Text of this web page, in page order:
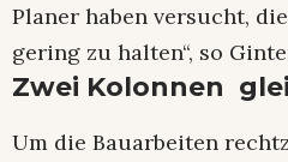
Planer haben versucht,
gering zu halten“, so
Zwei Kolonnen
Um die Bauarbeiten